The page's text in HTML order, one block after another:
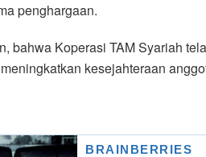
penghargaan.
bahwa Koperasi TAM Syariah
kesejahteraan